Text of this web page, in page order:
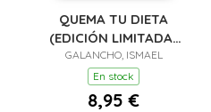
QUEMA TU DIETA
(EDICIÓN LIMITADA ·
VERANO)
GALANCHO, ISMAEL
En stock
8,95 €